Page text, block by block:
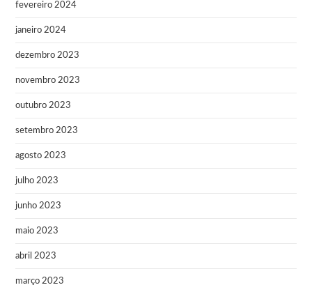
fevereiro 2024
janeiro 2024
dezembro 2023
novembro 2023
outubro 2023
setembro 2023
agosto 2023
julho 2023
junho 2023
maio 2023
abril 2023
março 2023